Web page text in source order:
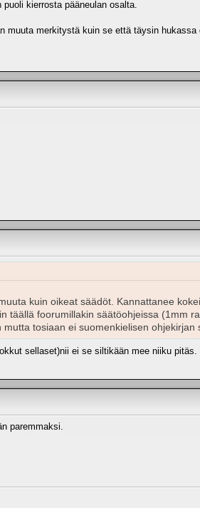
kierrosta pääneulan osalta.
muuta merkitystä kuin se että täysin
kuin oikeat säädöt. Kannattanee
täällä foorumillakin säätöohjeissa (1mm
tosiaan ei suomenkielisen ohjekirjan
sellaset)nii ei se siltikään mee niiku pitäs.
paremmaksi.